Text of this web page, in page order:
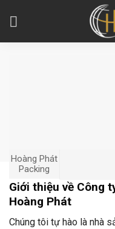
Hoàng Phát
Packing
Giới thiệu về Công
Hoàng Phát
Chúng tôi tự hào là nhà